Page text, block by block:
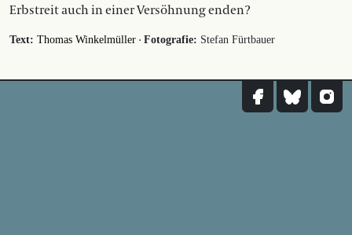
Erbstreit auch in einer Versöhnung enden?
Text: Thomas Winkelmüller · Fotografie: Stefan Fürtbauer